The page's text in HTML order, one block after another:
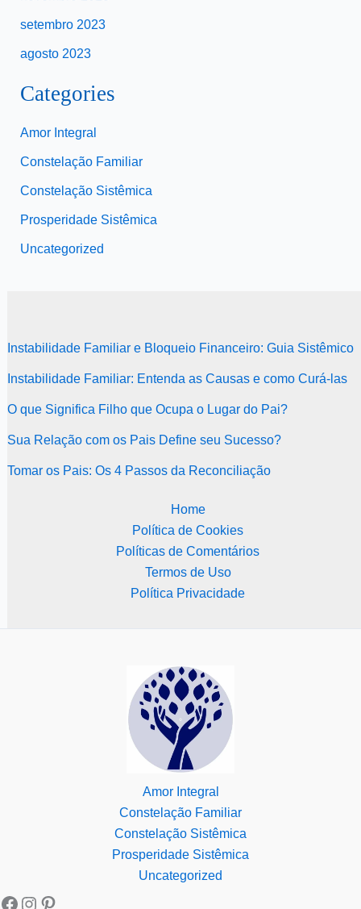
setembro 2023
agosto 2023
Categories
Amor Integral
Constelação Familiar
Constelação Sistêmica
Prosperidade Sistêmica
Uncategorized
Instabilidade Familiar e Bloqueio Financeiro: Guia Sistêmico
Instabilidade Familiar: Entenda as Causas e como Curá-las
O que Significa Filho que Ocupa o Lugar do Pai?
Sua Relação com os Pais Define seu Sucesso?
Tomar os Pais: Os 4 Passos da Reconciliação
Home
Política de Cookies
Políticas de Comentários
Termos de Uso
Política Privacidade
Amor Integral
Constelação Familiar
Constelação Sistêmica
Prosperidade Sistêmica
Uncategorized